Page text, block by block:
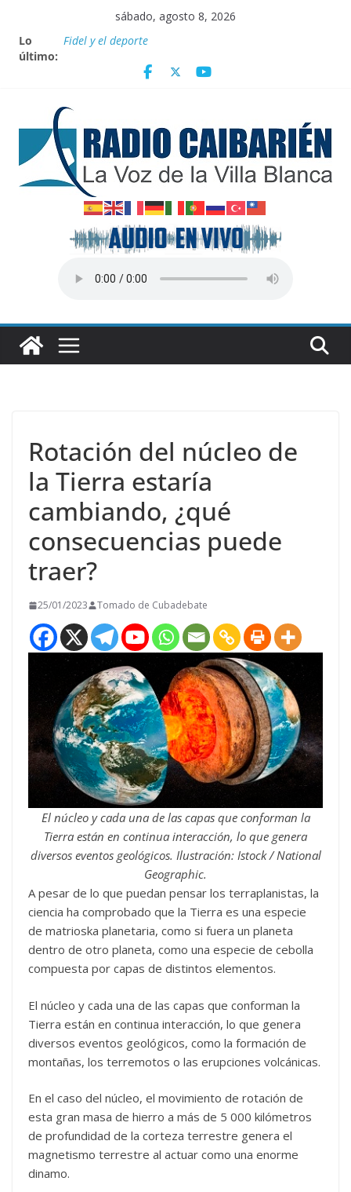
contenido
sábado, agosto 8, 2026
Lo
último:
Fidel y el deporte
Vanguardia por 3 años consecutivos
renovables en Cuba
Nota oficial del Gobierno Provincial de Villa Clara
Rotación del núcleo de
la Tierra estaría
cambiando, ¿qué
consecuencias puede
traer?
25/01/2023 Tomado de Cubadebate
El núcleo y cada una de las capas que conforman la
Tierra están en continua interacción, lo que genera
diversos eventos geológicos. Ilustración: Istock / National
Geographic.
A pesar de lo que puedan pensar los terraplanistas, la
ciencia ha comprobado que la Tierra es una especie
de matrioska planetaria, como si fuera un planeta
dentro de otro planeta, como una especie de cebolla
compuesta por capas de distintos elementos.
El núcleo y cada una de las capas que conforman la
Tierra están en continua interacción, lo que genera
diversos eventos geológicos, como la formación de
montañas, los terremotos o las erupciones volcánicas.
En el caso del núcleo, el movimiento de rotación de
esta gran masa de hierro a más de 5 000 kilómetros
de profundidad de la corteza terrestre genera el
magnetismo terrestre al actuar como una enorme
dinamo.